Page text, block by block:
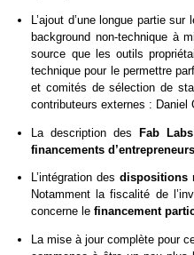
L’ajout d’une longue partie sur
background non-technique à
source que les outils
technique pour le permettre
et comités de sélection de
contributeurs externes : Daniel
La description des Fab
financements d’entrepreneurs
L’intégration desdispositions
Notamment la fiscalité de
concerne lefinancement
La mise à jour complète pour